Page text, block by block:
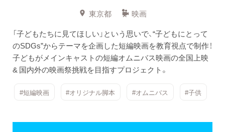
東京都
映画
「子どもたちに見てほしい」という思いで、“子どもにとって
のSDGs”からテーマを企画した短編映画を教育視点で制作！
子どもがメインキャストの短編オムニバス映画の全国上映
& 国内外の映画祭挑戦を目指すプロジェクト。
#短編映画 #オリジナル脚本 #オムニバス #子供